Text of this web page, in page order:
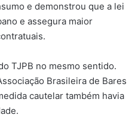
e demonstrou que a lei
e assegura maior
TJPB no mesmo sentido.
Brasileira de Bares
cautelar também havia